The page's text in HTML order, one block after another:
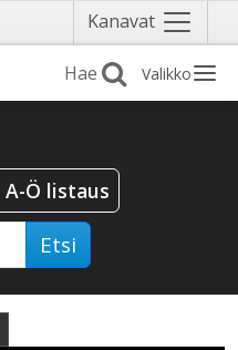
Kanavat Näytä
valikko
Valikko
A-Ö listaus
Etsi